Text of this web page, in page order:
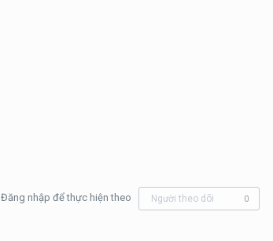
Đăng nhập để thực hiện theo Người theo dõi 0